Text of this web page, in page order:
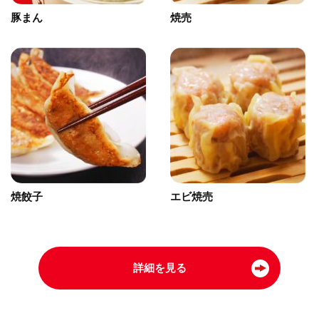
豚まん 焼売
焼餃子 エビ焼売
詳細を見る